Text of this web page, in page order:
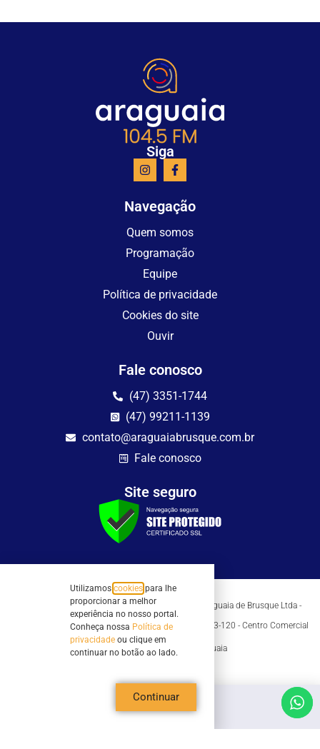
Siga
Navegação
Quem somos
Programação
Equipe
Política de privacidade
Cookies do site
Ouvir
Fale conosco
(47) 3351-1744
(47) 99211-1139
contato@araguaiabrusque.com.br
Fale conosco
Site seguro
Todos os direitos reservados - Sociedade Rádio Araguaia de Brusque Ltda -
CNPJ 82.983.230/0001-82
Mathilde Hoffmann, 66 - Centro II, Brusque, SC - 88353-120 - Centro Comercial
Geschäftshaus - Sl 21/22
Copyright © 2026 | Rádio Araguaia
Utilizamos cookies para lhe
proporcionar a melhor
experiência no nosso portal.
Conheça nossa Política de
privacidade ou clique em
continuar no botão ao lado.
Continuar